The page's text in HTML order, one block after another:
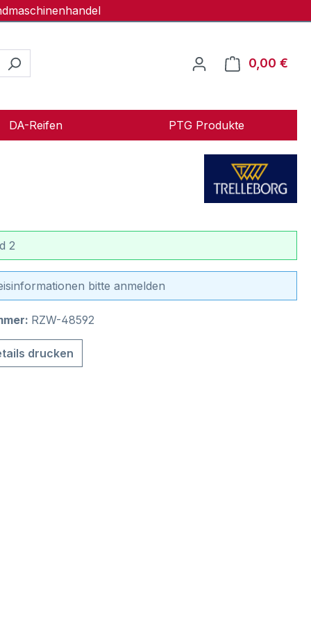
0,00 €
DA-Reifen PTG Produkte
2
bitte anmelden
RZW-48592
drucken